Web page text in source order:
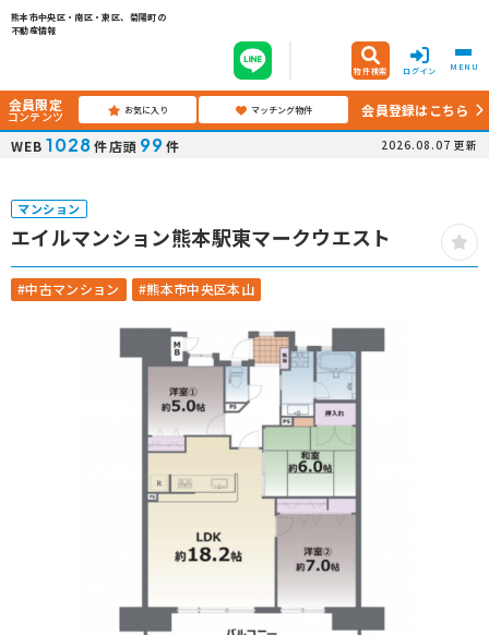
熊本市中央区・南区・東区、菊陽町の
不動産情報
物件検索 ログイン MENU
会員限定
コンテンツ お気に入り マッチング物件
会員登録はこちら
WEB 1028 件店頭 99 件 2026.08.07 更新
マンション
エイルマンション熊本駅東マークウエスト
#中古マンション #熊本市中央区本山